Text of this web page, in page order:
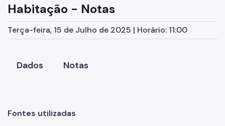
Contas Municipais
Finanças Públicas
Outras Estatísticas
Geologia
Habitação - Notas
Terça-feira, 15 de Julho de 2025 | Horário: 11:00
Dados Notas
Fontes utilizadas